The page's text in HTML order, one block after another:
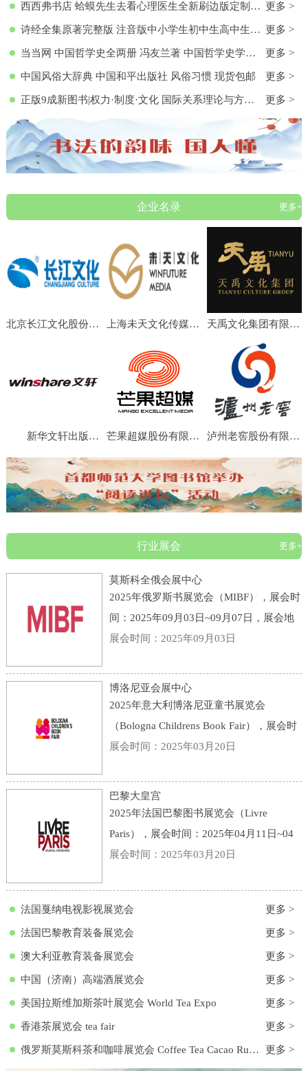
西西弗书店 蛤蟆先生去看心理医生全新刷边版定制书特装书收藏书蛤蟆先生去看心理医生(纪念版) 白边版本 心理学入门 零基础心理学 更多 >
诗经全集原著完整版 注音版中小学生初中生高中生成人无删减305首诗经楚辞详解版拼音注析 中华藏书局译注解析鉴赏古诗词诠译书 更多 >
当当网 中国哲学史全两册 冯友兰著 中国哲学史学科的奠基之作 附录《中国哲学小史》 冯友兰之女宗璞首肯 正版书籍 更多 >
中国风俗大辞典 中国和平出版社 风俗习惯 现货包邮 更多 >
正版9成新图书|权力·制度·文化 国际关系理论与方法研究文集(第 更多 >
企业名录 更多+
北京长江文化股份有限公司 上海未天文化传媒有限公司 天禹文化集团有限公司
新华文轩出版传媒股份有限公司 芒果超媒股份有限公司 泸州老窖股份有限公司
行业展会 更多+
莫斯科全俄会展中心
2025年俄罗斯书展览会（MIBF），展会时
间：2025年09月03日~09月07日，展会地
点：俄罗斯-莫斯科-119 Prospekt Mira,
LITERATURA PUBLI
展会时间：2025年09月03日
博洛尼亚会展中心
2025年意大利博洛尼亚童书展览会
（Bologna Childrens Book Fair），展会时
间：2025年03月31日~04月03日，展会地
中心
展会时间：2025年03月20日
巴黎大皇宫
2025年法国巴黎图书展览会（Livre
Paris），展会时间：2025年04月11日~04
月13日，展会地点：法国-巴黎-3 Avenue
期
展会时间：2025年03月20日
法国戛纳电视影视展览会 更多 >
法国巴黎教育装备展览会 更多 >
澳大利亚教育装备展览会 更多 >
中国（济南）高端酒展览会 更多 >
美国拉斯维加斯茶叶展览会 World Tea Expo 更多 >
香港茶展览会 tea fair 更多 >
俄罗斯莫斯科茶和咖啡展览会 Coffee Tea Cacao Russian Expo 更多 >